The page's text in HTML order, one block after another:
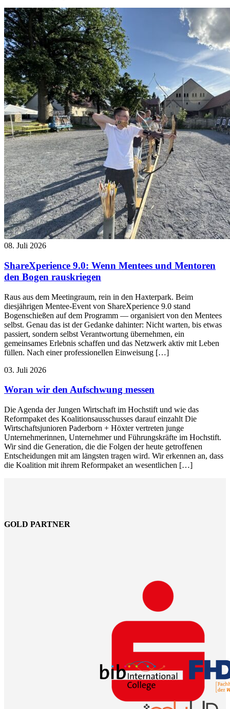
08. Juli 2026
ShareXperience 9.0: Wenn Mentees und Mentoren
den Bogen rauskriegen
Raus aus dem Meetingraum, rein in den Haxterpark. Beim
diesjährigen Mentee-Event von ShareXperience 9.0 stand
Bogenschießen auf dem Programm — organisiert von den Mentees
selbst. Genau das ist der Gedanke dahinter: Nicht warten, bis etwas
passiert, sondern selbst Verantwortung übernehmen, ein
gemeinsames Erlebnis schaffen und das Netzwerk aktiv mit Leben
füllen. Nach einer professionellen Einweisung […]
03. Juli 2026
Woran wir den Aufschwung messen
Die Agenda der Jungen Wirtschaft im Hochstift und wie das
Reformpaket des Koalitionsausschusses darauf einzahlt Die
Wirtschaftsjunioren Paderborn + Höxter vertreten junge
Unternehmerinnen, Unternehmer und Führungskräfte im Hochstift.
Wir sind die Generation, die die Folgen der heute getroffenen
Entscheidungen mit am längsten tragen wird. Wir erkennen an, dass
die Koalition mit ihrem Reformpaket an wesentlichen […]
GOLD PARTNER